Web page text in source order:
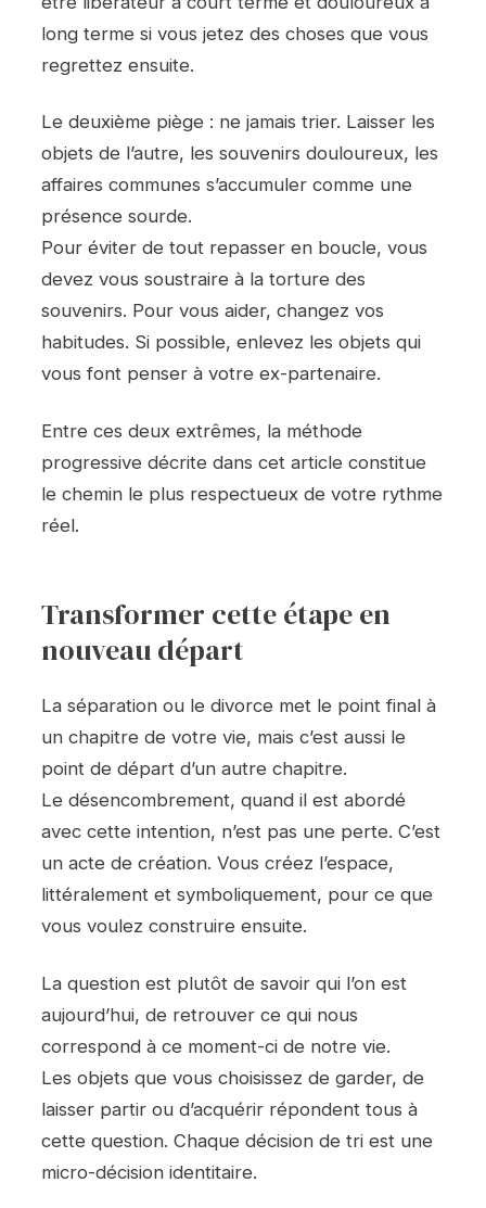
long terme si vous jetez des choses que vous
regrettez ensuite.
Le deuxième piège : ne jamais trier. Laisser les
objets de l’autre, les souvenirs douloureux, les
affaires communes s’accumuler comme une
présence sourde.
Pour éviter de tout repasser en boucle, vous
devez vous soustraire à la torture des
souvenirs. Pour vous aider, changez vos
habitudes. Si possible, enlevez les objets qui
vous font penser à votre ex-partenaire.
Entre ces deux extrêmes, la méthode
progressive décrite dans cet article constitue
le chemin le plus respectueux de votre rythme
réel.
Transformer cette étape en
nouveau départ
La séparation ou le divorce met le point final à
un chapitre de votre vie, mais c’est aussi le
point de départ d’un autre chapitre.
Le désencombrement, quand il est abordé
avec cette intention, n’est pas une perte. C’est
un acte de création. Vous créez l’espace,
littéralement et symboliquement, pour ce que
vous voulez construire ensuite.
La question est plutôt de savoir qui l’on est
aujourd’hui, de retrouver ce qui nous
correspond à ce moment-ci de notre vie.
Les objets que vous choisissez de garder, de
laisser partir ou d’acquérir répondent tous à
cette question. Chaque décision de tri est une
micro-décision identitaire.